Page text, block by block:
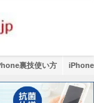
裏技使い方